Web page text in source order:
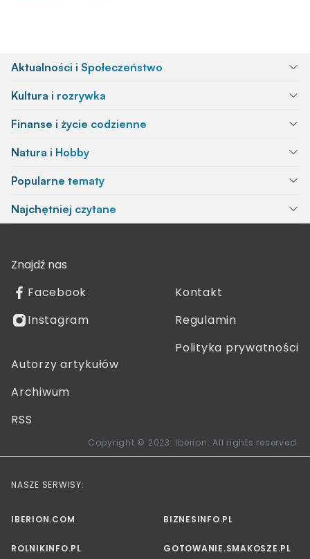
Aktualności i Społeczeństwo
Kultura i rozrywka
Finanse i życie codzienne
Natura i Hobby
Popularne tematy
Najchętniej czytane
Znajdź nas
Facebook
Instagram
Kontakt
Regulamin
Polityka prywatności
Autorzy artykułów
Archiwum
RSS
Copyright © 2023. Iberion. All rights reserved.
NASZE SERWISY:
IBERION.COM BIZNESINFO.PL
ROLNIKINFO.PL GOTOWANIE.SMAKOSZE.PL